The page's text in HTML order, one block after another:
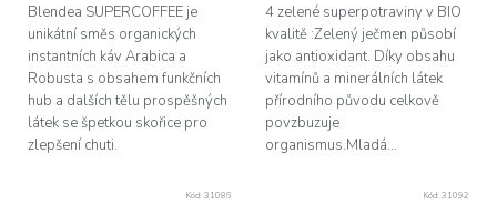
Blendea SUPERCOFFEE je
unikátní směs organických
instantních káv Arabica a
Robusta s obsahem funkčních
hub a dalších tělu prospěšných
látek se špetkou skořice pro
zlepšení chuti.
4 zelené superpotraviny v BIO
kvalitě :Zelený ječmen působí
jako antioxidant. Díky obsahu
vitamínů a minerálních látek
přírodního původu celkově
povzbuzuje
organismus.Mladá...
Kód: 31086 Kód: 31092